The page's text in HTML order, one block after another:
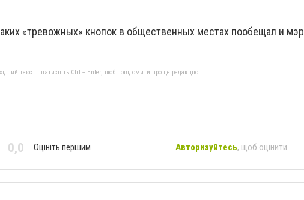
«тревожных» кнопок в общественных местах пообещал и мэр
текст і натисніть Ctrl + Enter, щоб повідомити про це редакцію
0,0 Оцініть першим Авторизуйтесь, щоб оцінити